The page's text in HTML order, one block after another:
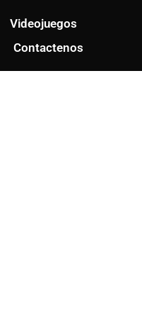
Videojuegos
Contactenos